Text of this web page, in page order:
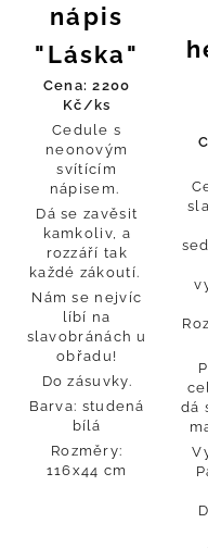
nápis
"Láska"
Cena: 2200
Kč/ks
Cedule s
neonovým
svítícím
nápisem.
Dá se zavěsit
kamkoliv, a
rozzáří tak
každé zákoutí.
Nám se nejvíc
líbí na
slavobránách u
obřadu!
Do zásuvky.
Barva: studená
bílá
Rozměry:
116x44 cm
dá
V